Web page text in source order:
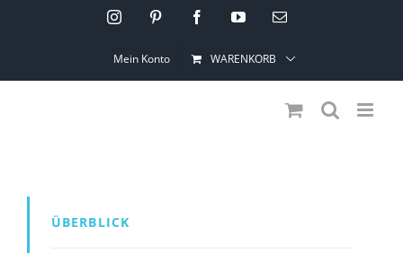
InstagramPinterest FacebookYouTubeEmail
Mein Konto WARENKORB
ÜBERBLICK